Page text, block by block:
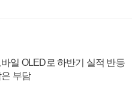
일 OLED로 하반기 실적 반등
부담